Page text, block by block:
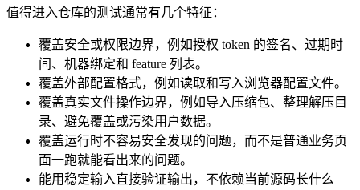
值得进入仓库的测试通常有几个特征：
覆盖安全或权限边界，例如授权 token 的签名、过期时
间、机器绑定和 feature 列表。
覆盖外部配置格式，例如读取和写入浏览器配置文件。
覆盖真实文件操作边界，例如导入压缩包、整理解压目
录、避免覆盖或污染用户数据。
覆盖运行时不容易安全发现的问题，而不是普通业务页
面一跑就能看出来的问题。
能用稳定输入直接验证输出，不依赖当前源码长什么